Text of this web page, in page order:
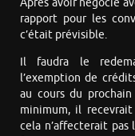
Après avoir négocié
rapport pour les
c’était prévisible.
Il faudra le
l’exemption de
au cours du
minimum, il
cela n’affecterait